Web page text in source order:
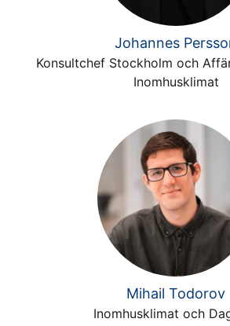
Johannes
Konsultchef Stockholm och
Inomhusklimat
Mihail Todorov
Inomhusklimat och